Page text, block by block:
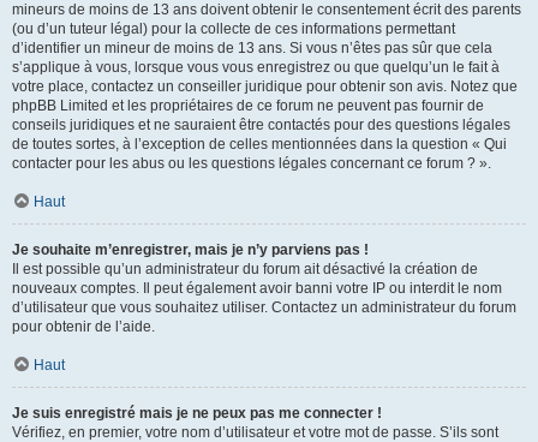
mineurs de moins de 13 ans doivent obtenir le consentement écrit des parents
(ou d’un tuteur légal) pour la collecte de ces informations permettant
d’identifier un mineur de moins de 13 ans. Si vous n’êtes pas sûr que cela
s’applique à vous, lorsque vous vous enregistrez ou que quelqu’un le fait à
votre place, contactez un conseiller juridique pour obtenir son avis. Notez que
phpBB Limited et les propriétaires de ce forum ne peuvent pas fournir de
conseils juridiques et ne sauraient être contactés pour des questions légales
de toutes sortes, à l’exception de celles mentionnées dans la question « Qui
contacter pour les abus ou les questions légales concernant ce forum ? ».
Haut
Je souhaite m’enregistrer, mais je n’y parviens pas !
Il est possible qu’un administrateur du forum ait désactivé la création de
nouveaux comptes. Il peut également avoir banni votre IP ou interdit le nom
d’utilisateur que vous souhaitez utiliser. Contactez un administrateur du forum
pour obtenir de l’aide.
Haut
Je suis enregistré mais je ne peux pas me connecter !
Vérifiez, en premier, votre nom d’utilisateur et votre mot de passe. S’ils sont